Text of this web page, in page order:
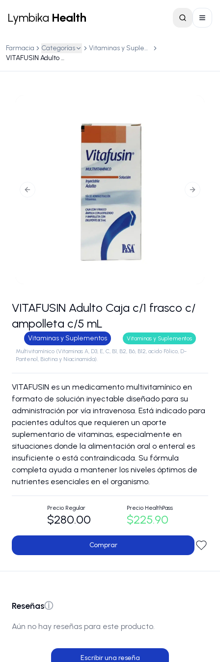
Lymbika Health
Farmacia Categorías
Vitaminas y Suplementos
VITAFUSIN Adulto Caja c/1 frasco c/ ampolleta c/5 mL
Previous slide Next
VITAFUSIN Adulto Caja c/1 frasco c/
ampolleta c/5 mL
Vitaminas y Suplementos
Vitaminas y Suplementos
Multivitamínico (Vitaminas A, D3, E, C, B1, B2, B6, B12, acido Fólico, D-
Pantenol, Biotina y Niacinamida).
VITAFUSIN es un medicamento multivitamínico en
formato de solución inyectable diseñado para su
administración por vía intravenosa. Está indicado para
pacientes adultos que requieren un aporte
suplementario de vitaminas, especialmente en
situaciones donde la alimentación oral o enteral es
insuficiente o está contraindicada. Su fórmula
completa ayuda a mantener los niveles óptimos de
nutrientes esenciales en el organismo.
Precio Regular
$280.00
Precio HealthPass
$225.90
Comprar
Reseñasⓘ
Aún no hay reseñas para este producto.
Escribir una reseña